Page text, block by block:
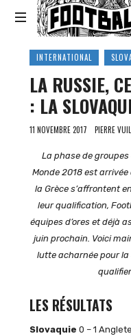
Footballski
Le
football
d'Europe
centrale
et
d'Europe
l'Est
INTERNATIONAL
LA RUSSIE,
: LA
11 NOVEMBRE 2017 PIERRE
La phase de
Monde 2018 est
la Grèce s’affrontent
leur qualification,
équipes d’ores et déjà
juin prochain. Voici
lutte acharnée pour la
LES RÉSULTATS
Slovaquie 0 – 1